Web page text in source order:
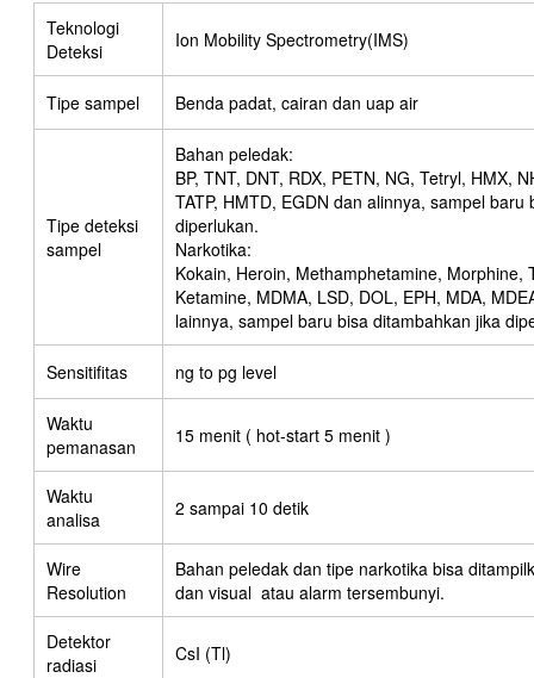
Teknologi
Deteksi
Ion Mobility Spectrometry(IMS)
Tipe sampel Benda padat, cairan dan uap air
Tipe deteksi
sampel
Bahan peledak:
BP, TNT, DNT, RDX, PETN, NG, Tetryl, HMX,
TATP, HMTD, EGDN dan alinnya, sampel
diperlukan.
Narkotika:
Kokain, Heroin, Methamphetamine, Morphine,
Ketamine, MDMA, LSD, DOL, EPH, MDA,
lainnya, sampel baru bisa ditambahkan jika
Sensitifitas ng to pg level
Waktu
pemanasan
15 menit ( hot-start 5 menit )
Waktu
analisa
2 sampai 10 detik
Wire
Resolution
Bahan peledak dan tipe narkotika bisa
dan visual atau alarm tersembunyi.
Detektor
radiasi
CsI (Tl)